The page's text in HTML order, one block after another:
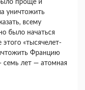
проще и
уничтожить
всему
было начаться
этого «тысячелет­
Францию
семь лет — атомная